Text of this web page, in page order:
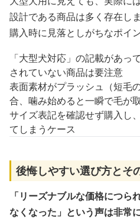
設計である商品は多く存在しま
購入時に見落としがちなポイ
「大型犬対応」の記載があっ
されていない商品は要注意
表面素材がプラッシュ（短毛
合、噛み始めると一瞬で毛が
サイズ表記を確認せず購入し
てしまうケース
後悔しやすい選び方とそ
「リーズナブルな価格につら
なくなった」という声は非常